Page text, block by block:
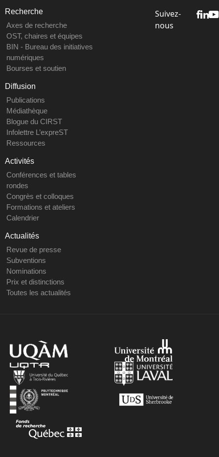
Recherche
Axes de recherche
OST, chaires et équipes
BIN - Bureau des initiatives
numériques
Bourses et soutien
Diffusion
Publications
Médiathèque
Blogue du CIRST
Infolettre L’expreST
Ressources
Activités
Conférences et tables
rondes
Congrès et colloques
Formations et ateliers
Calendrier
Actualités
Revue de presse
Subventions
Nominations
Prix et distinctions
Toutes les actualités
Suivez-
nous